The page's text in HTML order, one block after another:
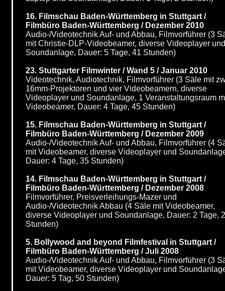
16. Filmschau Baden-Württemberg in Stuttgart /
Filmbüro Baden-Württemberg / Dezember 2010
Audio-/Videotechnik Auf- und Abbau, Filmvorführer (3
mit Christie-DLP-Videobeamer, diverse Videoplayer und
Soundanlage, Dauer: 5 Tage, 41 Stunden)
23. Stuttgarter Filmwinter / Wand 5 / Januar 2010
Videotechnik, Audiotechnik, Filmvorführer (3 Säle mit
16mm-Projektoren und vier Videobeamern, diverse
Videoplayer und Soundanlage, 1 Veranstaltungsraum
Videobeamer, Dauer: 4 Tage, 45 Stunden)
15. Filmschau Baden-Württemberg in Stuttgart /
Filmbüro Baden-Württemberg / Dezember 2009
Audio-/Videotechnik Auf- und Abbau, Filmvorführer (4
mit Videobeamer, diverse Videoplayer und
Dauer: 4 Tage, 35 Stunden)
14. Filmschau Baden-Württemberg in Stuttgart /
Filmbüro Baden-Württemberg / Dezember 2008
Filmvorführer, Preisverleihungs-Mazer und
Audio-/Videotechnik Abbau (4 Säle mit Videobeamer,
diverse Videoplayer und Soundanlage, Dauer: 2 Tage,
Stunden)
5. Bollywood and beyond Filmfestival in Stuttgart /
Filmbüro Baden-Württemberg / Juli 2008
Audio-/Videotechnik Auf- und Abbau, Filmvorführer (3
mit Videobeamer, diverse Videoplayer und
Dauer: 5 Tag, 50 Stunden)